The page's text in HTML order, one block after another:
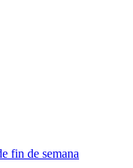
fin de semana